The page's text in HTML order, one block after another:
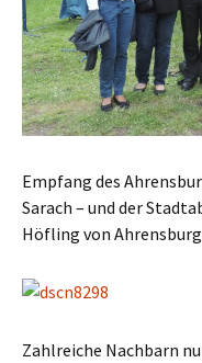
Empfang des
Sarach – und der
Höfling von Ahrensburg
Zahlreiche Nachbarn